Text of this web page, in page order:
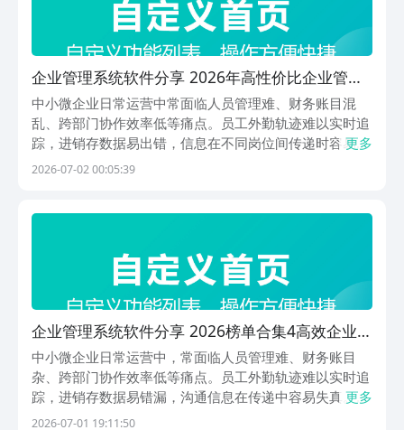
企业管理系统软件分享 2026年高性价比企业管理
系统软件TOP合集
中小微企业日常运营中常面临人员管理难、财务账目混
乱、跨部门协作效率低等痛点。员工外勤轨迹难以实时追
踪，进销存数据易出错，信息在不同岗位间传递时容易失
真。借助专业的企业管理软件，可系统化整合业务流程，
游
更多
2026-07-02 00:05:39
企业管理系统软件分享 2026榜单合集4高效企业管
理系统软件before_2
中小微企业日常运营中，常面临人员管理难、财务账目
杂、跨部门协作效率低等痛点。员工外勤轨迹难以实时追
踪，进销存数据易错漏，沟通信息在传递中容易失真。一
套契合业务场景的数字化管理工具，能有效整合分散环
更多
2026-07-01 19:11:50